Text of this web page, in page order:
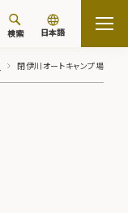
検索 日本語
閉伊川オートキャンプ場